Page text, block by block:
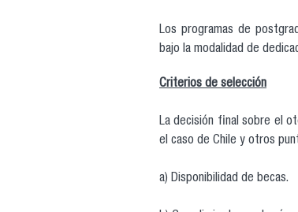
Los programas de
bajo la modalidad de
Criterios de selección
La decisión final sobre el
el caso de Chile y otros
a) Disponibilidad de becas.